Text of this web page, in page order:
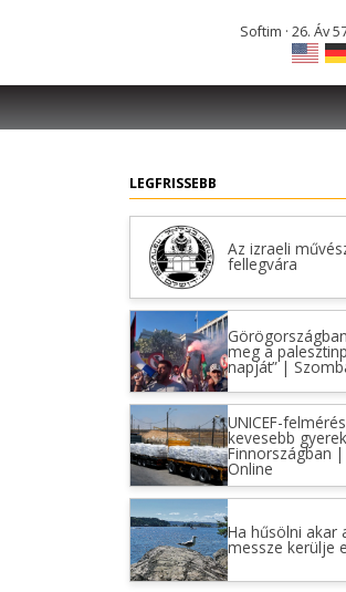
Softim · 26. Áv
LEGFRISSEBB
Az izraeli
fellegvára
meg a
napját” |
UNICEF-
kevesebb
Finnországban
Online
Ha hűsölni akar
messze kerülje